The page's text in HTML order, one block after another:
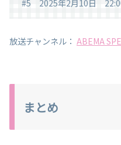
#5 2025年2月10日
放送チャンネル： ABEMA
まとめ